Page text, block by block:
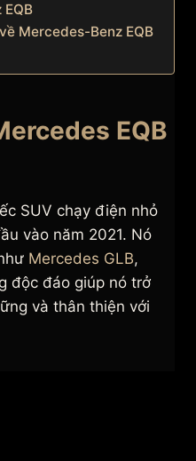
Mercedes-Benz EQB
EQB
SUV chạy điện nhỏ
vào năm 2021. Nó
Mercedes GLB,
độc đáo giúp nó trở
và thân thiện với